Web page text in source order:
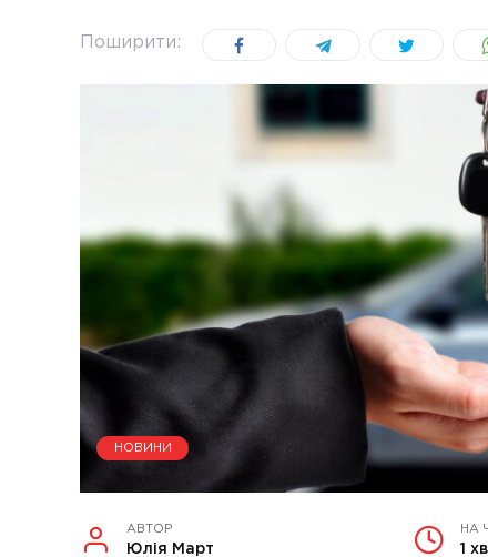
Поширити:
НОВИНИ
АВТОР
Юлія Март
НА
1 хв